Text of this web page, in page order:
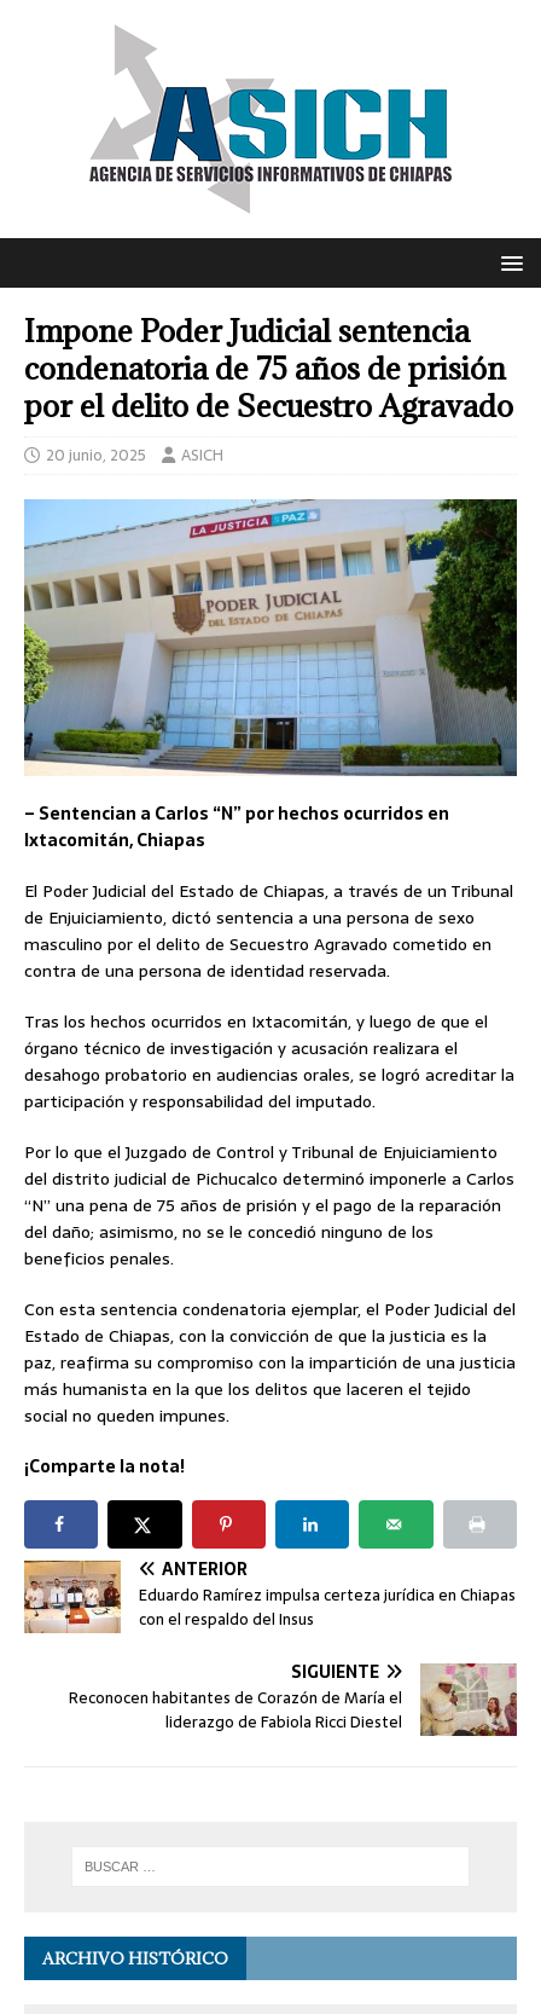
Impone Poder Judicial sentencia
condenatoria de 75 años de prisión
por el delito de Secuestro Agravado
20 junio, 2025 ASICH
– Sentencian a Carlos “N” por hechos ocurridos en
Ixtacomitán, Chiapas
El Poder Judicial del Estado de Chiapas, a través de un Tribunal
de Enjuiciamiento, dictó sentencia a una persona de sexo
masculino por el delito de Secuestro Agravado cometido en
contra de una persona de identidad reservada.
Tras los hechos ocurridos en Ixtacomitán, y luego de que el
órgano técnico de investigación y acusación realizara el
desahogo probatorio en audiencias orales, se logró acreditar la
participación y responsabilidad del imputado.
Por lo que el Juzgado de Control y Tribunal de Enjuiciamiento
del distrito judicial de Pichucalco determinó imponerle a Carlos
“N” una pena de 75 años de prisión y el pago de la reparación
del daño; asimismo, no se le concedió ninguno de los
beneficios penales.
Con esta sentencia condenatoria ejemplar, el Poder Judicial del
Estado de Chiapas, con la convicción de que la justicia es la
paz, reafirma su compromiso con la impartición de una justicia
más humanista en la que los delitos que laceren el tejido
social no queden impunes.
¡Comparte la nota!
ANTERIOR
Eduardo Ramírez impulsa certeza jurídica en Chiapas
con el respaldo del Insus
SIGUIENTE
Reconocen habitantes de Corazón de María el
liderazgo de Fabiola Ricci Diestel
ARCHIVO HISTÓRICO